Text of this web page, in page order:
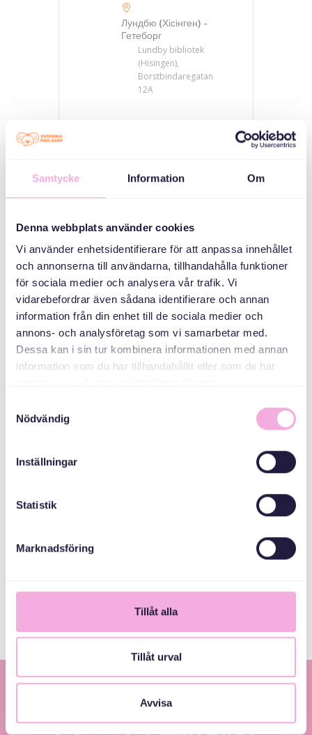
Samtycke Information Om
Denna webbplats använder cookies
Vi använder enhetsidentifierare för att anpassa innehållet
och annonserna till användarna, tillhandahålla funktioner
för sociala medier och analysera vår trafik. Vi
vidarebefordrar även sådana identifierare och annan
information från din enhet till de sociala medier och
annons- och analysföretag som vi samarbetar med.
Dessa kan i sin tur kombinera informationen med annan
information som du har tillhandahållit eller som de har
Nödvändig
Inställningar
Statistik
Marknadsföring
Tillåt alla
Tillåt urval
Avvisa
Лундбю (Хісінген) -
Гетеборг
Lundby bibliotek
(Hisingen),
Borstbindaregatan
12A
Батьківські збори
ОРГАНІЗАТОР
Svenska med baby
bokningen@svenskamedbaby.se